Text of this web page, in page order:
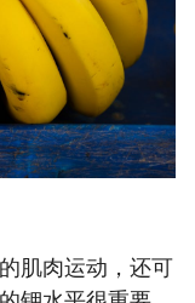
肌肉运动，还可